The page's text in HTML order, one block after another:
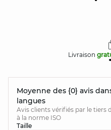
Livraison
Moyenne des {0} avis
langues
Avis clients vérifiés par le
à la norme ISO
Taille